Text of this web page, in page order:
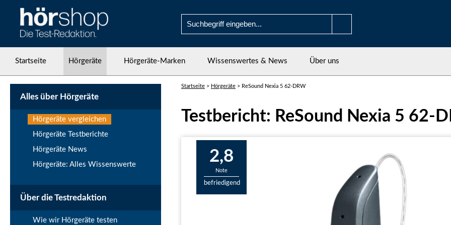
Startseite Hörgeräte Hörgeräte-Marken Wissenswertes & News Über uns
Startseite > Hörgeräte > ReSound Nexia 5 62-DRW
Testbericht: ReSound Nexia 5 62-
2,8
Note
befriedigend
Alles über Hörgeräte
Hörgeräte vergleichen
Hörgeräte Testberichte
Hörgeräte News
Hörgeräte: Alles Wissenswerte
Über die Testredaktion
Wie wir Hörgeräte testen